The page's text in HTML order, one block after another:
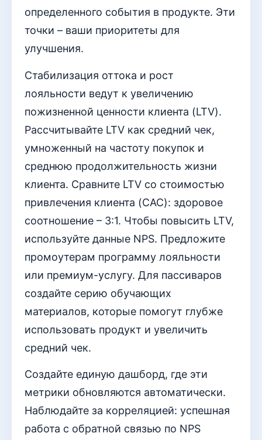
определенного события в продукте. Эти
точки – ваши приоритеты для
улучшения.
Стабилизация оттока и рост
лояльности ведут к увеличению
пожизненной ценности клиента (LTV).
Рассчитывайте LTV как средний чек,
умноженный на частоту покупок и
среднюю продолжительность жизни
клиента. Сравните LTV со стоимостью
привлечения клиента (CAC): здоровое
соотношение – 3:1. Чтобы повысить LTV,
используйте данные NPS. Предложите
промоутерам программу лояльности
или премиум-услугу. Для пассиваров
создайте серию обучающих
материалов, которые помогут глубже
использовать продукт и увеличить
средний чек.
Создайте единую дашборд, где эти
метрики обновляются автоматически.
Наблюдайте за корреляцией: успешная
работа с обратной связью по NPS